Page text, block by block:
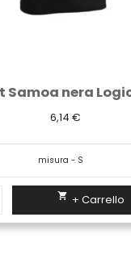
Elmetto protettivo
7,81 €
+ Carrello